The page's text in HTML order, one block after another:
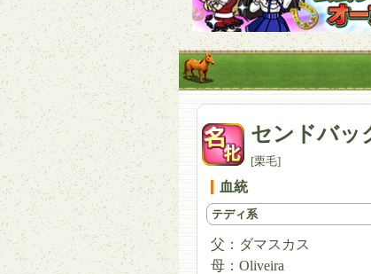
センドバッ
[栗毛]
血統
テディ系
父： ダマスカス
母： Oliveira